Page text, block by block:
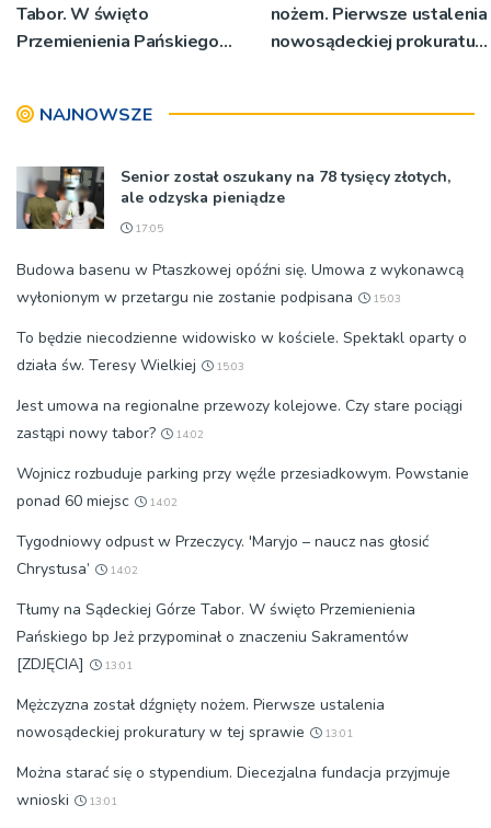
Tabor. W święto
Przemienienia Pańskiego
[ZDJĘCIA]
nożem. Pierwsze ustalenia
nowosądeckiej prokuratury
NAJNOWSZE
Senior został oszukany na 78 tysięcy złotych,
ale odzyska pieniądze
17:05
Budowa basenu w Ptaszkowej opóźni się. Umowa z wykonawcą
wyłonionym w przetargu nie zostanie podpisana
15:03
To będzie niecodzienne widowisko w kościele. Spektakl oparty o
działa św. Teresy Wielkiej
15:03
Jest umowa na regionalne przewozy kolejowe. Czy stare pociągi
zastąpi nowy tabor?
14:02
Wojnicz rozbuduje parking przy węźle przesiadkowym. Powstanie
ponad 60 miejsc
14:02
Tygodniowy odpust w Przeczycy. 'Maryjo – naucz nas głosić
Chrystusa’
14:02
Tłumy na Sądeckiej Górze Tabor. W święto Przemienienia
Pańskiego bp Jeż przypominał o znaczeniu Sakramentów
[ZDJĘCIA]
13:01
Mężczyzna został dźgnięty nożem. Pierwsze ustalenia
nowosądeckiej prokuratury w tej sprawie
13:01
Można starać się o stypendium. Diecezjalna fundacja przyjmuje
wnioski
13:01